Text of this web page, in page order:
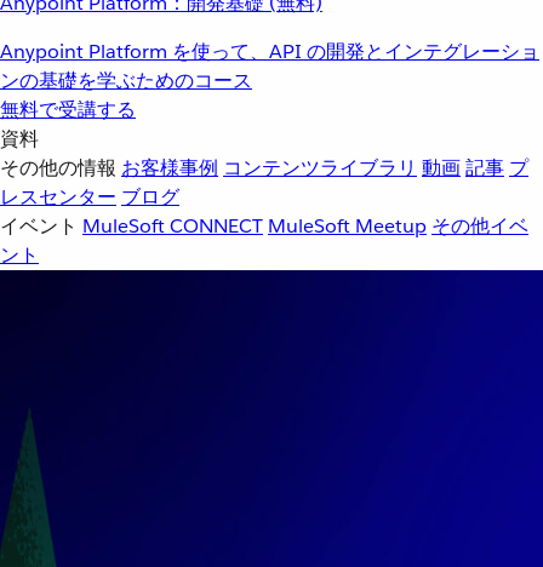
Anypoint Platform を使って、API の開発とインテグレーショ
ンの基礎を学ぶためのコース
無料で受講する
資料
その他の情報 お客様事例 コンテンツライブラリ 動画記事 プ
レスセンター ブログ
イベント MuleSoft CONNECT MuleSoft Meetup その他イベ
ント